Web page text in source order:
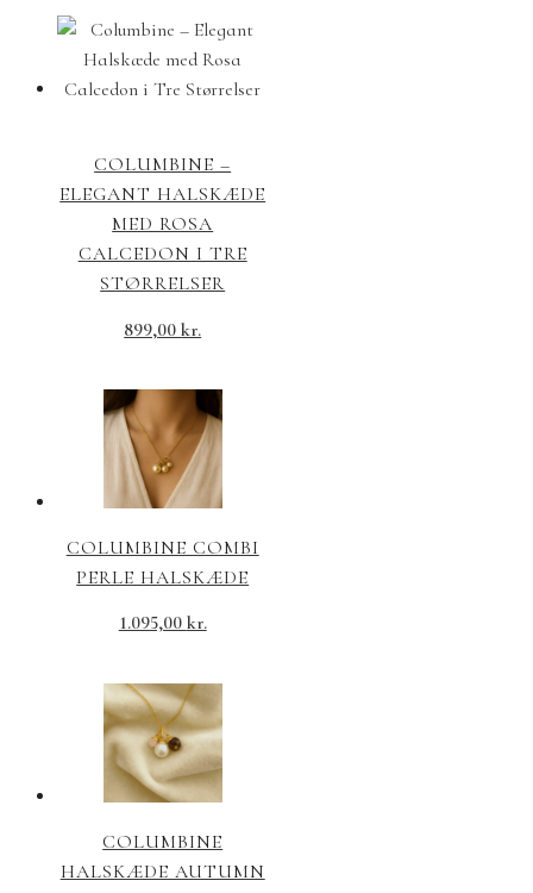
COLUMBINE –
ELEGANT HALSKÆDE
MED ROSA
CALCEDON I TRE
STØRRELSER
899,00kr.
COLUMBINE COMBI
PERLE HALSKÆDE
1.095,00 kr.
COLUMBINE
HALSKÆDE AUTUMN